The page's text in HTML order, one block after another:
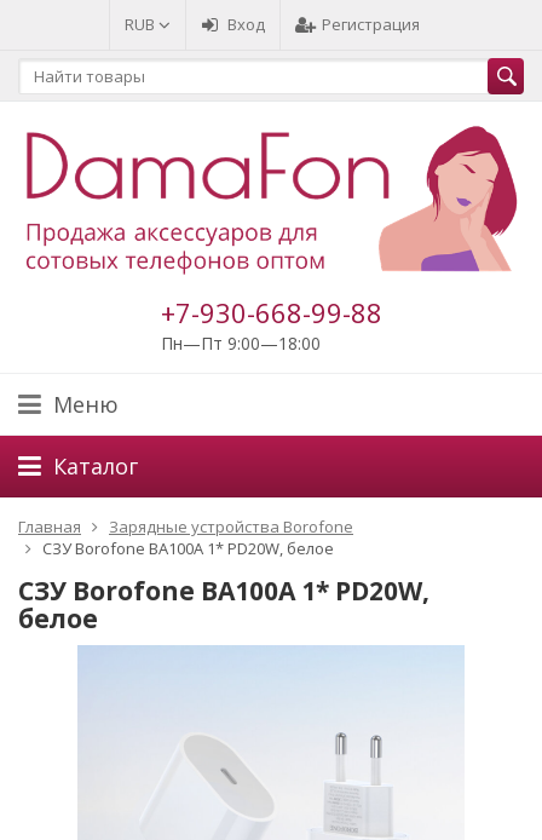
RUB Вход Регистрация
+7-930-668-99-88
Пн—Пт 9:00—18:00
Меню
Каталог
Главная
Зарядные устройства Borofone
СЗУ Borofone BA100A 1* PD20W, белое
СЗУ Borofone BA100A 1* PD20W,
белое